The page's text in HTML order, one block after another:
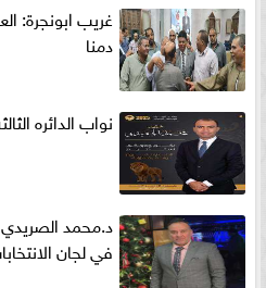
غريب ابونجرة:
دمنا
نواب الدائره
د.محمد
في لجان